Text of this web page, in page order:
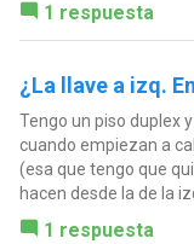
1 respuesta
¿La llave a izq.
Tengo un piso duplex
cuando empiezan a
(esa que tengo que
hacen desde la de la
1 respuesta